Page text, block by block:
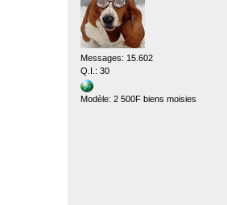
Messages: 15.602
Q.I.: 30
Modèle: 2 500F biens moisies